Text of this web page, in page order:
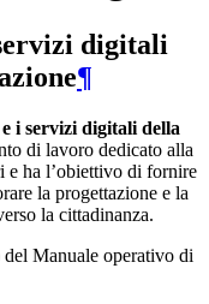
digitali
¶
i servizi digitali della
di lavoro dedicato alla
e ha l’obiettivo di fornire
la progettazione e la
la cittadinanza.
Manuale operativo di